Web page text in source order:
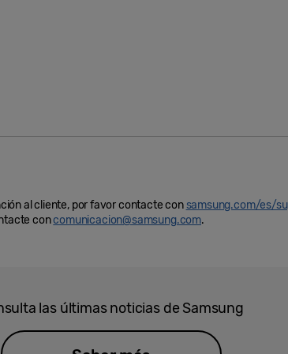
al cliente, por favor contacte consamsung.com/es/
concomunicacion@samsung.com.
las últimas noticias de Samsung